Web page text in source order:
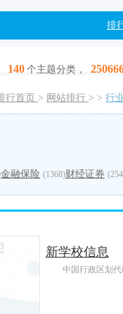
排
140 个主题分类，
行首页 > 网站排行 > > 行
金融保险 (1368)财经证券
新学校信息
中国行政区划